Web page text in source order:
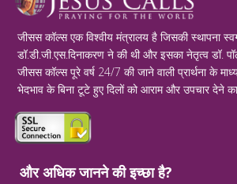
जीसस कॉल्स एक विश्वीय मंत्रालय है जिसकी स्थापना
डॉ.डी.जी.एस.दिनाकरण ने की थी और इसका नेतृत्व डॉ.
जीसस कॉल्स पूरे वर्ष 24/7 की जाने वाली प्रार्थना के
भेदभाव के बिना टूटे हुए दिलों को आराम और उपचार देने
और अधिक जानने की इच्छा है?